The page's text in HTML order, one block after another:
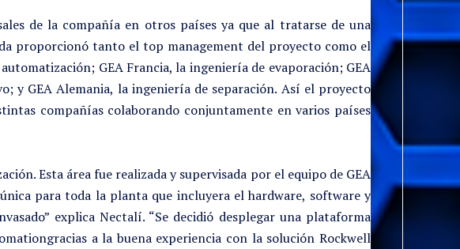
de la compañía en otros países ya que al tratarse de una
proporcionó tanto el top management del proyecto como el
GEA Francia, la ingeniería de evaporación; GEA
y GEA Alemania, la ingeniería de separación. Así el proyecto
compañías colaborando conjuntamente en varios países
Esta área fue realizada y supervisada por el equipo de GEA
para toda la planta que incluyera el hardware, software y
explica Nectalí. “Se decidió desplegar una plataforma
a la buena experiencia con la solución Rockwell